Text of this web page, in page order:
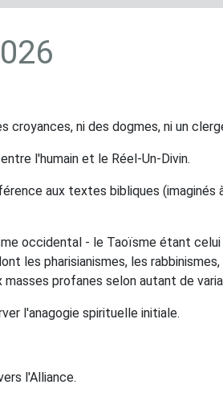
croyances, ni des dogmes, ni un
l'humain et le Réel-Un-Divin.
aux textes bibliques
occidental - le Taoïsme étant
les pharisianismes, les
profanes selon autant de
l'anagogie spirituelle initiale.
l'Alliance.